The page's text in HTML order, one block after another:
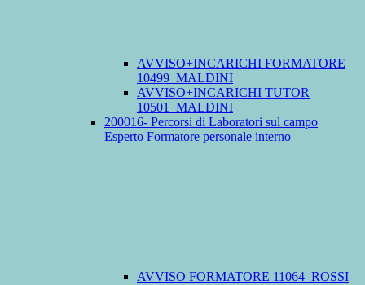
AVVISO+INCARICHI FORMATORE
10499_MALDINI
AVVISO+INCARICHI TUTOR
10501_MALDINI
200016- Percorsi di Laboratori sul campo
Esperto Formatore personale interno
AVVISO FORMATORE 11064_ROSSI